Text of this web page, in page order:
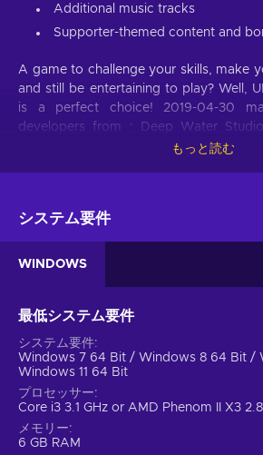
Additional music tracks
Supporter-themed content and
A game to challenge your skills, make
and still be entertaining to play? Well,
is a perfect choice! 2019-04-30
developers from : Deep Water
launched the fruit of their hard work
Buy UBOAT Steam key at a cheap
for uplifting entertainment that leaves
practices your skills.
games, it’ll get your blood pumping
of the game is presented with a
outcomes. There’s nothing quite as
the story can change immediately
decision made by you. The game gives
power. This great amount of control is
もっと読む
システム要件
WINDOWS
最低システム要件
システム要件
Windows 7 64 Bit / Windows 8 64 Bit /
Windows 11 64 Bit
プロセッサー
Core i3 3.1 GHz or AMD Phenom II X3
メモリー
6 GB RAM